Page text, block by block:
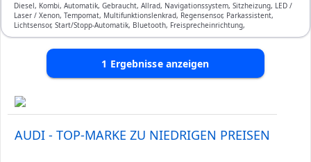
Diesel, Kombi, Automatik, Gebraucht, Allrad, Navigationssystem, Sitzheizung, LED /
Laser / Xenon, Tempomat, Multifunktionslenkrad, Regensensor, Parkassistent,
Lichtsensor, Start/Stopp-Automatik, Bluetooth, Freisprecheinrichtung,
Verkehrszeichen-Erkennung, ESP, ABS, Klimatisierung, Front- und Seiten-Airbags
1 Ergebnisse anzeigen
AUDI - TOP-MARKE ZU NIEDRIGEN PREISEN